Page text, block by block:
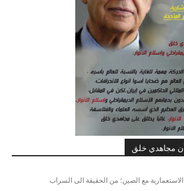
مجاهدي خلق
الاستعمارية مع الصين؛ من الحقيقة الى السراب